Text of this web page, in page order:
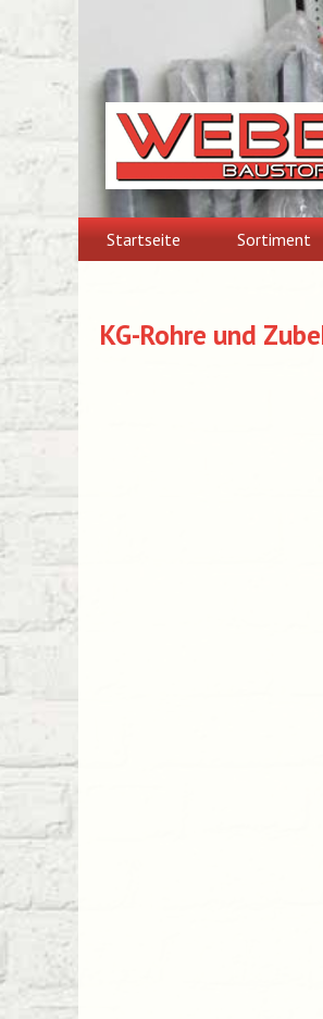
to
content
Startseite Sortiment
KG-Rohre und